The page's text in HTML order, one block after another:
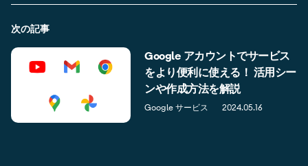
次の記事
Google アカウントでサービス
をより便利に使える！ 活用シー
ンや作成方法を解説
Google サービス 2024.05.16